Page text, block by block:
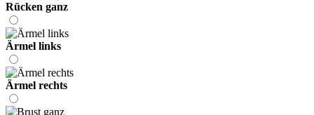
Rücken ganz
Ärmel links
Ärmel rechts